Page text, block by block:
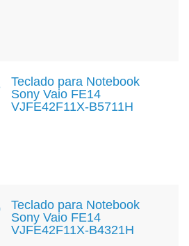
Teclado para Notebook
Sony Vaio FE14
VJFE42F11X-B5711H
Teclado para Notebook
Sony Vaio FE14
VJFE42F11X-B4321H